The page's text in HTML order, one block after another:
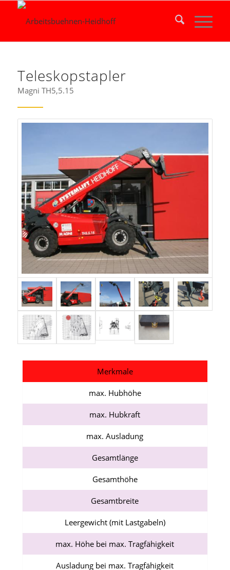
Teleskopstapler
Magni TH5,5.15
Merkmale
max. Hubhöhe
max. Hubkraft
max. Ausladung
Gesamtlänge
Gesamthöhe
Gesamtbreite
Leergewicht (mit Lastgabeln)
max. Höhe bei max. Tragfähigkeit
Ausladung bei max. Tragfähigkeit